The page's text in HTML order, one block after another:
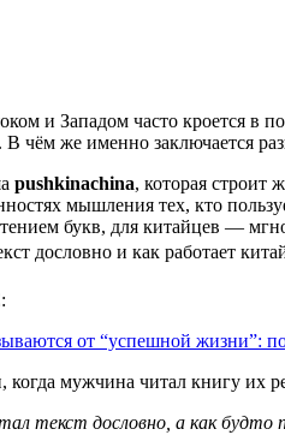
чём же именно заключается
pushkinachina, которая строит
мышления тех, кто
букв, для китайцев —
дословно и как работает
от “успешной жизни”:
мужчина читал книгу их
текст дословно, а как будто